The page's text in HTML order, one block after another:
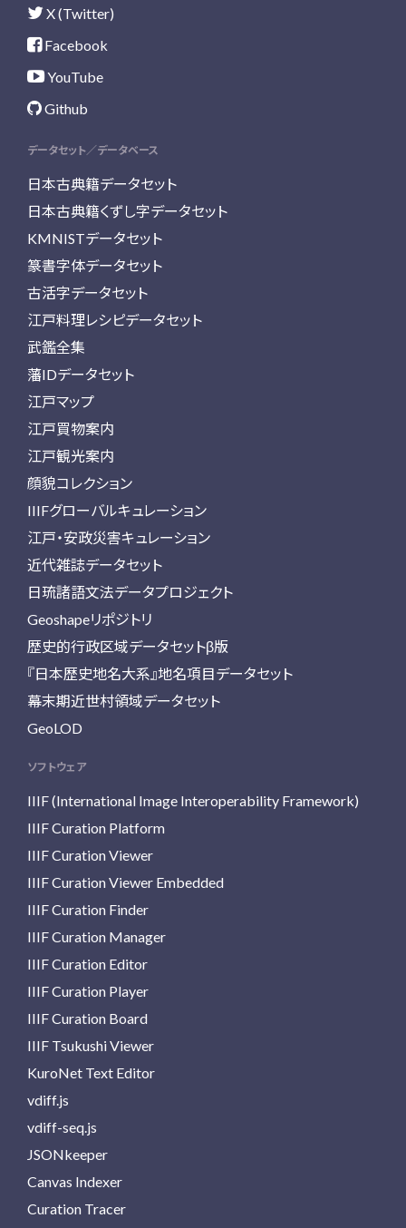
X (Twitter)
Facebook
YouTube
Github
データセット／データベース
日本古典籍データセット
日本古典籍くずし字データセット
KMNISTデータセット
篆書字体データセット
古活字データセット
江戸料理レシピデータセット
武鑑全集
藩IDデータセット
江戸マップ
江戸買物案内
江戸観光案内
顔貌コレクション
IIIFグローバルキュレーション
江戸・安政災害キュレーション
近代雑誌データセット
日琉諸語文法データプロジェクト
Geoshapeリポジトリ
歴史的行政区域データセットβ版
『日本歴史地名大系』地名項目データセット
幕末期近世村領域データセット
GeoLOD
ソフトウェア
IIIF (International Image Interoperability Framework)
IIIF Curation Platform
IIIF Curation Viewer
IIIF Curation Viewer Embedded
IIIF Curation Finder
IIIF Curation Manager
IIIF Curation Editor
IIIF Curation Player
IIIF Curation Board
IIIF Tsukushi Viewer
KuroNet Text Editor
vdiff.js
vdiff-seq.js
JSONkeeper
Canvas Indexer
Curation Tracer